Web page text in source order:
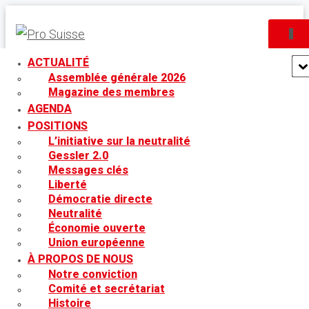
ACTUALITÉ
Assemblée générale 2026
Magazine des membres
AGENDA
POSITIONS
L’initiative sur la neutralité
Gessler 2.0
Messages clés
Liberté
Démocratie directe
Neutralité
Économie ouverte
Union européenne
À PROPOS DE NOUS
Notre conviction
Comité et secrétariat
Histoire
juin 27, 2024
Partager l'article
Non à l’initiative sur la neutralité : Le Conseil
fédéral entend pérenniser sa neutralité
zigzagante !
Lauterbrunnen, le 26 juin 2024 - Le Conseil fédéral a décidé
aujourd'hui de rejeter l'initiative populaire fédérale pour le
« maintien de la neutralité suisse » (initiative sur la neutralité)